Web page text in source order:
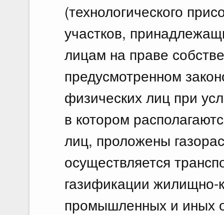
(технологического
участков,
лицам на праве
предусмотренном
физических лиц при
в котором
лиц, проложены
осуществляется
газификации жилищно-
промышленных и иных